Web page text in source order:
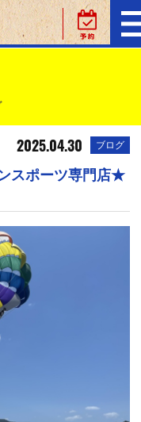
2025.04.30 ブログ
スポーツ専門店★